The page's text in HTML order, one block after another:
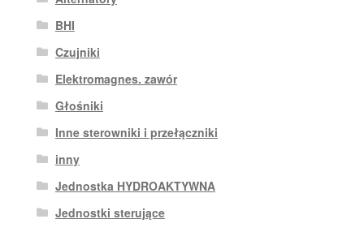
BHI
Czujniki
Elektromagnes. zawór
Głośniki
Inne sterowniki i przełączniki
inny
Jednostka HYDROAKTYWNA
Jednostki sterujące